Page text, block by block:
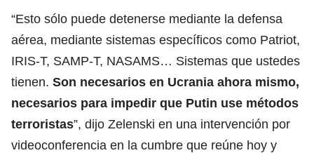
“Esto sólo puede detenerse mediante la defensa
aérea, mediante sistemas específicos como Patriot,
IRIS-T, SAMP-T, NASAMS… Sistemas que ustedes
tienen. Son necesarios en Ucrania ahora mismo,
necesarios para impedir que Putin use métodos
terroristas”, dijo Zelenski en una intervención por
videoconferencia en la cumbre que reúne hoy y